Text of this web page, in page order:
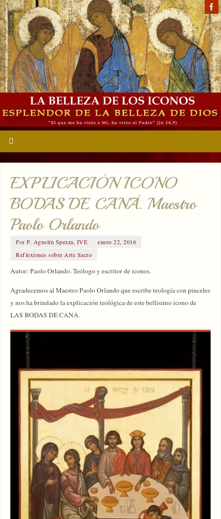
EXPLICACIÓN ICONO
BODAS DE CANÁ. Maestro
Paolo Orlando
PorP. Agustín Spezza, IVE
enero 22, 2016
Reflexiones sobre Arte Sacro
Autor: Paolo Orlando. Teólogo y escritor de iconos.
Agradecemos al Maestro Paolo Orlando que escribe teología con pinceles
y nos ha brindado la explicación teológica de este bellísimo icono de
LAS BODAS DE CANÁ.